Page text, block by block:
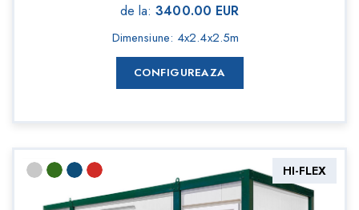
de la:3400.00 EUR
Dimensiune: 4x2.4x2.5m
CONFIGUREAZA
HI-FLEX